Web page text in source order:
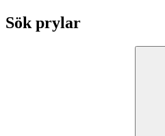
Sök prylar